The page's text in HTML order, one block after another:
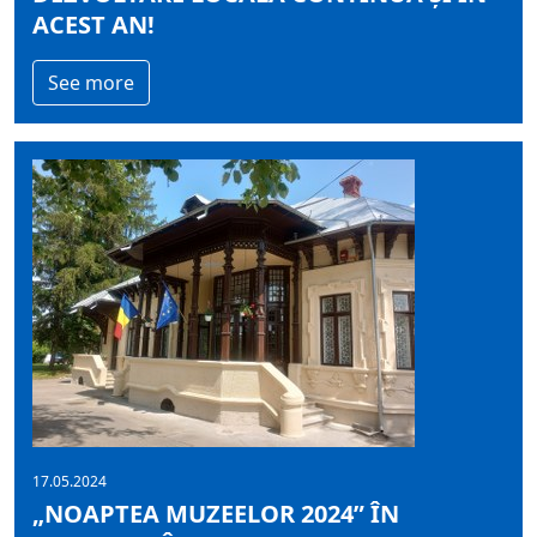
ACEST AN!
See more
17.05.2024
„NOAPTEA MUZEELOR 2024” ÎN